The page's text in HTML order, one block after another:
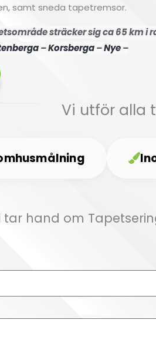
samt sneda tapetremsor.
sträcker sig ca 65 km i
–Korsberga–Nye–
Vi utför alla
tar hand om